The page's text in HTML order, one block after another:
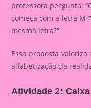
professora pergunta:
começa com a letra
mesma letra?”
Essa proposta
alfabetização da
Atividade 2: